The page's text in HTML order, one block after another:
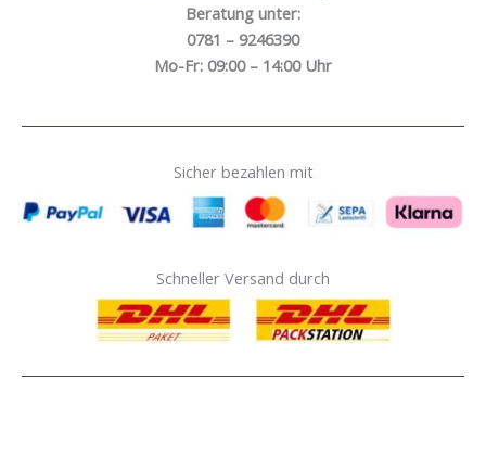
Beratung unter:
0781 – 9246390
Mo-Fr: 09:00 – 14:00 Uhr
Sicher bezahlen mit
Schneller Versand durch